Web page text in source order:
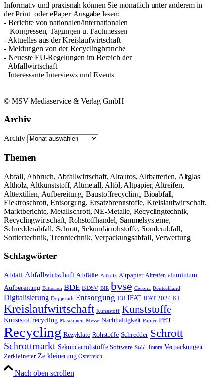
Informativ und praxisnah können Sie monatlich unter anderem in
der Print- oder ePaper-Ausgabe lesen:
- Berichte von nationalen/internationalen
Kongressen, Tagungen u. Fachmessen
- Aktuelles aus der Kreislaufwirtschaft
- Meldungen von der Recyclingbranche
- Neueste EU-Regelungen im Bereich der
Abfallwirtschaft
- Interessante Interviews und Events
© MSV Mediaservice & Verlag GmbH
Archiv
Archiv
Themen
Abfall, Abbruch, Abfallwirtschaft, Altautos, Altbatterien, Altglas,
Altholz, Altkunststoff, Altmetall, Altöl, Altpapier, Altreifen,
Alttextilien, Aufbereitung, Baustoffrecycling, Bioabfall,
Elektroschrott, Entsorgung, Ersatzbrennstoffe, Kreislaufwirtschaft,
Marktberichte, Metallschrott, NE-Metalle, Recyclingtechnik,
Recyclingwirtschaft, Rohstoffhandel, Sammelsysteme,
Schredderabfall, Schrott, Sekundärrohstoffe, Sonderabfall,
Sortiertechnik, Trenntechnik, Verpackungsabfall, Verwertung
Schlagwörter
Abfall Abfallwirtschaft Abfälle Altholz Altpapier Altreifen aluminium
Aufbereitung Batterien BDE BDSV BIR bvse Corona Deutschland
Digitalisierung Doppstadt Entsorgung EU IFAT IFAT 2024 KI
Kreislaufwirtschaft Kunststoff Kunststoffe
Kunststoffrecycling Maschinen Messe Nachhaltigkeit Papier PET
Recycling Rezyklate Rohstoffe Schredder Schrott
Schrottmarkt Sekundärrohstoffe Software Stahl Tomra Verpackungen
Zerkleinerer Zerkleinerung Österreich
Nach oben scrollen